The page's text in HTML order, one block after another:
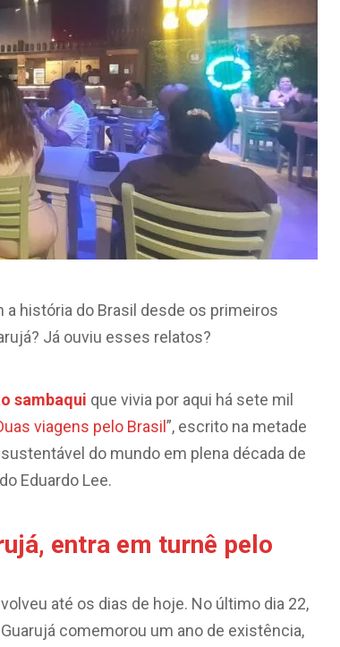
história do Brasil desde os primeiros
Já ouviu esses relatos?
sambaqui que vivia por aqui há sete mil
viagens pelo Brasil ”, escrito na metade
do mundo em plena década de
Eduardo Lee.
entra em turnê pelo
até os dias de hoje. No último dia 22,
comemorou um ano de existência,